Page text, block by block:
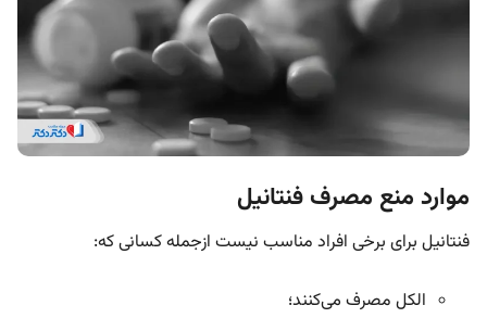
موارد منع مصرف فنتانیل
فنتانیل برای برخی افراد مناسب نیست ازجمله کسانی که:
الکل مصرف می‌کنند؛